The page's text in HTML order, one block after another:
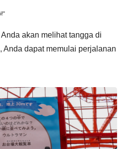
akan melihat tangga di
Anda dapat memulai perjalanan